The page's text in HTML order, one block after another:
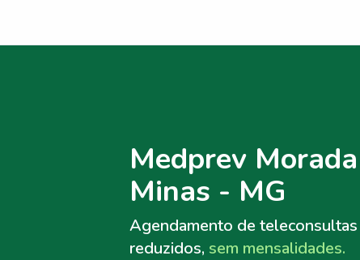
Medprev
Minas - MG
Agendamento de teleconsultas
reduzidos, sem mensalidades.